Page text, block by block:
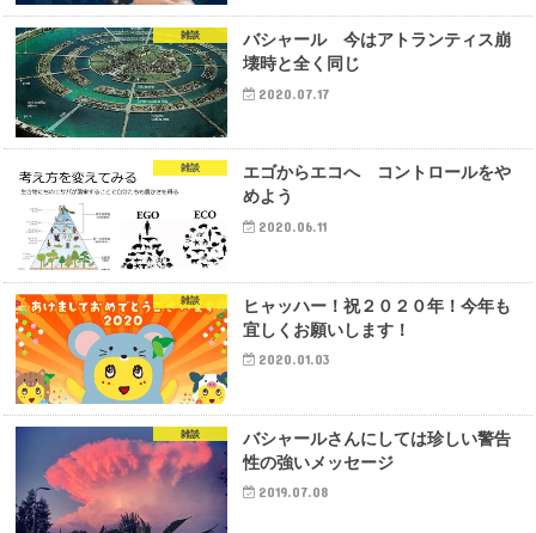
雑談
バシャール 今はアトランティス崩
壊時と全く同じ
2020.07.17
雑談
エゴからエコへ コントロールをや
めよう
2020.06.11
雑談
ヒャッハー！祝２０２０年！今年も
宜しくお願いします！
2020.01.03
雑談
バシャールさんにしては珍しい警告
性の強いメッセージ
2019.07.08